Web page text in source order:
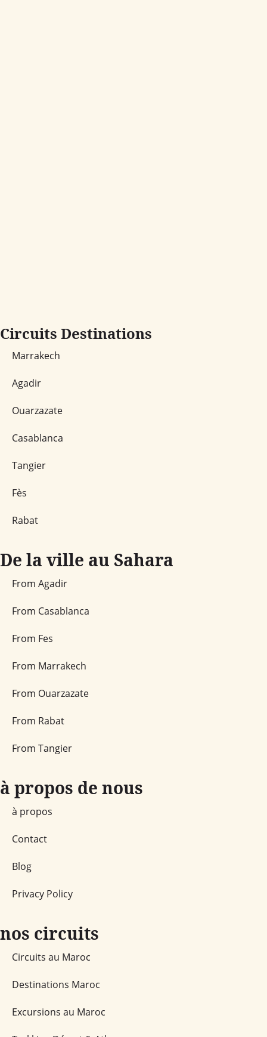
Circuits Destinations
Marrakech
Agadir
Ouarzazate
Casablanca
Tangier
Fès
Rabat
De la ville au Sahara
From Agadir
From Casablanca
From Fes
From Marrakech
From Ouarzazate
From Rabat
From Tangier
à propos de nous
à propos
Contact
Blog
Privacy Policy
nos circuits
Circuits au Maroc
Destinations Maroc
Excursions au Maroc